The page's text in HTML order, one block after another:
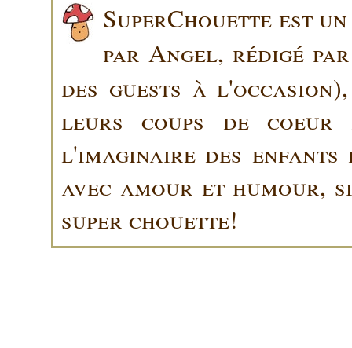
SuperChouette est
par Angel, rédigé
des guests à
leurs coups de
l'imaginaire des
avec amour et humour,
super chouette!